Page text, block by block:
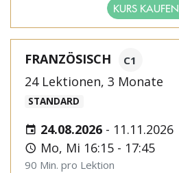
KURS KAUFEN
FRANZÖSISCH C1
24 Lektionen, 3 Monate
STANDARD
24.08.2026 - 11.11.2026
Mo, Mi 16:15 - 17:45
90 Min. pro Lektion